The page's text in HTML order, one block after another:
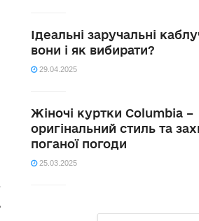
Ідеальні заручальні
вони і як вибирати?
29.04.2025
Жіночі куртки Columbia –
оригінальний стиль та
поганої погоди
25.03.2025